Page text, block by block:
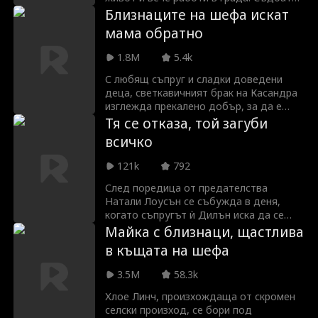
ѝ се преобръща, когато припознава
красивия непознат Уилям и е принудена
да се омъжи за него, без да подозира,
че той е директорът на Корпорация
Ървинг. Въпреки че и двамата се
надяват на бърз развод, съвместният
им живот разпалва неочаквани искри.
За да спасят любовта си и Корпорация
Ървинг от вражески ръце, Ема и Уилям
трябва да се преборят с множество
пречки и интриги.
Близнаците на шефа искат
мама обратно
1.8M
5.4k
С любящ съпруг и сладки доведени
деца, светкавичният брак на Касандра
изглежда прекалено добър, за да е
истина. Но дали проблемното ѝ минало
ще я настигне? И защо децата
изглеждат толкова познати?
Тя се отказа, той загуби
всичко
121k
792
След поредица от предателства
Натали Лоусън се събужда в деня,
когато съпругът ѝ Дилън иска да се
ожени за доведената ѝ сестра Клои.
Вместо да се бори, тя си тръгва.
Заминава за беззаконната Миана, за да
възроди империята на покойния си
баща. Там намира неочакван съюзник –
Винсънт Хоукинс, могъщ командир,
свързан със семейството ѝ чрез стар
Майка с близнаци, щастлива
в къщата на шефа
3.5M
58.3k
Хлое Линч, произхождаща от скромен
селски произход, се бори под